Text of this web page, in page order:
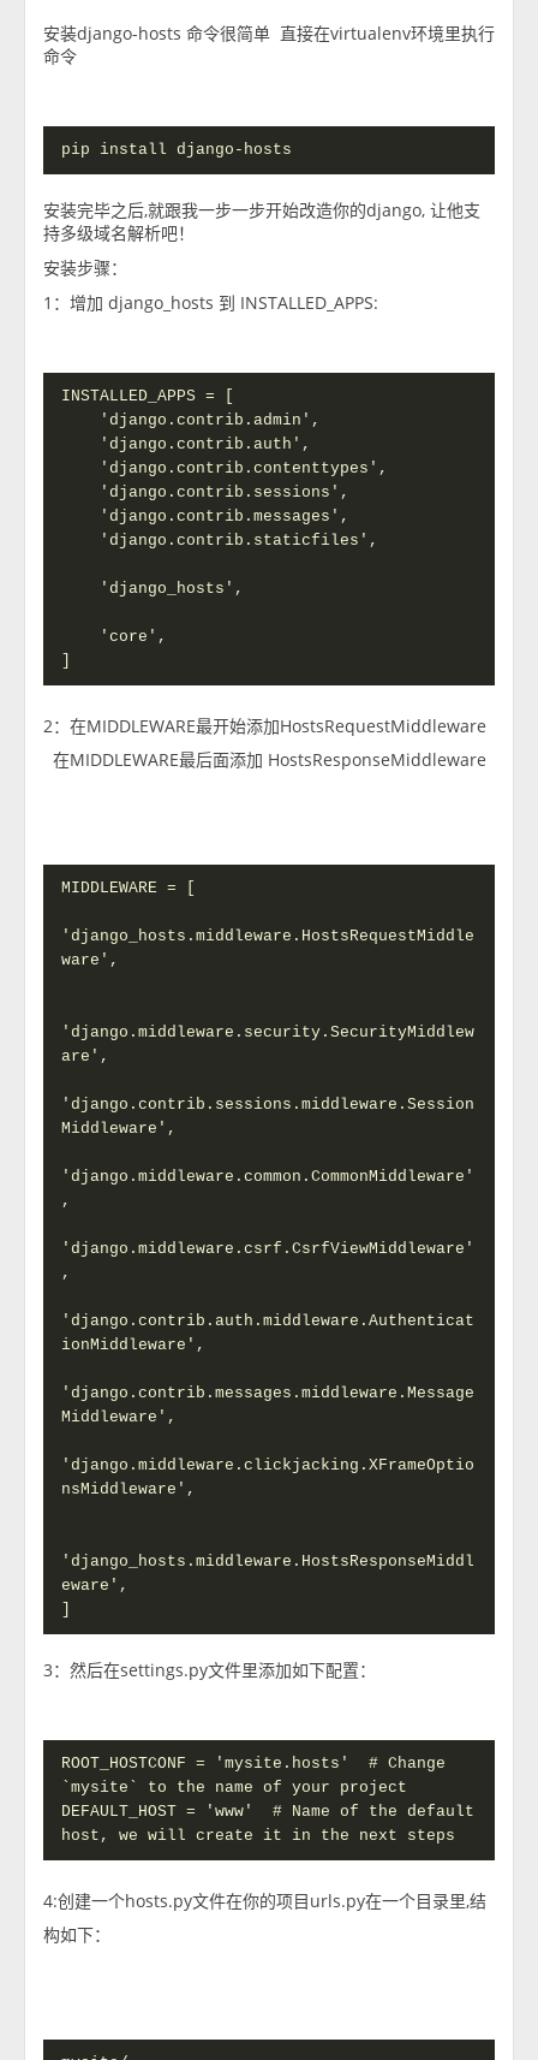
安装django-hosts 命令很简单 直接在virtualenv环境里执行
命令
pip install django-hosts
安装完毕之后,就跟我一步一步开始改造你的django, 让他支
持多级域名解析吧！
安装步骤：
1：增加 django_hosts 到 INSTALLED_APPS:
INSTALLED_APPS = [
2：在MIDDLEWARE最开始添加HostsRequestMiddleware
在MIDDLEWARE最后面添加 HostsResponseMiddleware
MIDDLEWARE = [
'django_hosts.middleware.HostsRequestMiddle
ware',
'django.middleware.security.SecurityMiddlew
are',
'django.contrib.sessions.middleware.Session
Middleware',
'django.middleware.common.CommonMiddleware'
,
'django.middleware.csrf.CsrfViewMiddleware'
,
'django.contrib.auth.middleware.Authenticat
ionMiddleware',
'django.contrib.messages.middleware.Message
Middleware',
'django.middleware.clickjacking.XFrameOptio
nsMiddleware',
'django_hosts.middleware.HostsResponseMiddl
eware',
3：然后在settings.py文件里添加如下配置：
ROOT_HOSTCONF = 'mysite.hosts'  # Change
`mysite` to the name of your project
DEFAULT_HOST = 'www'  # Name of the default
host, we will create it in the next steps
4:创建一个hosts.py文件在你的项目urls.py在一个目录里,结
构如下：